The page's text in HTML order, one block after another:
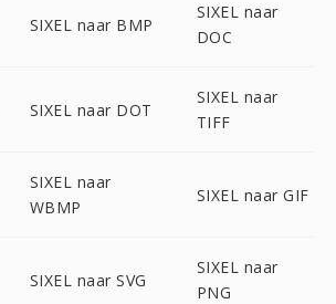
SIXEL naar BMP
SIXEL naar
DOC
SIXEL naar DOT
SIXEL naar
TIFF
SIXEL naar
WBMP
SIXEL naar GIF
SIXEL naar SVG
SIXEL naar
PNG